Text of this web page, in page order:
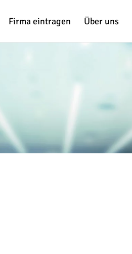
Firma eintragen Über uns